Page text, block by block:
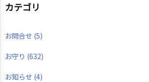
カテゴリ
お問合せ (5)
お守り (632)
お知らせ (4)